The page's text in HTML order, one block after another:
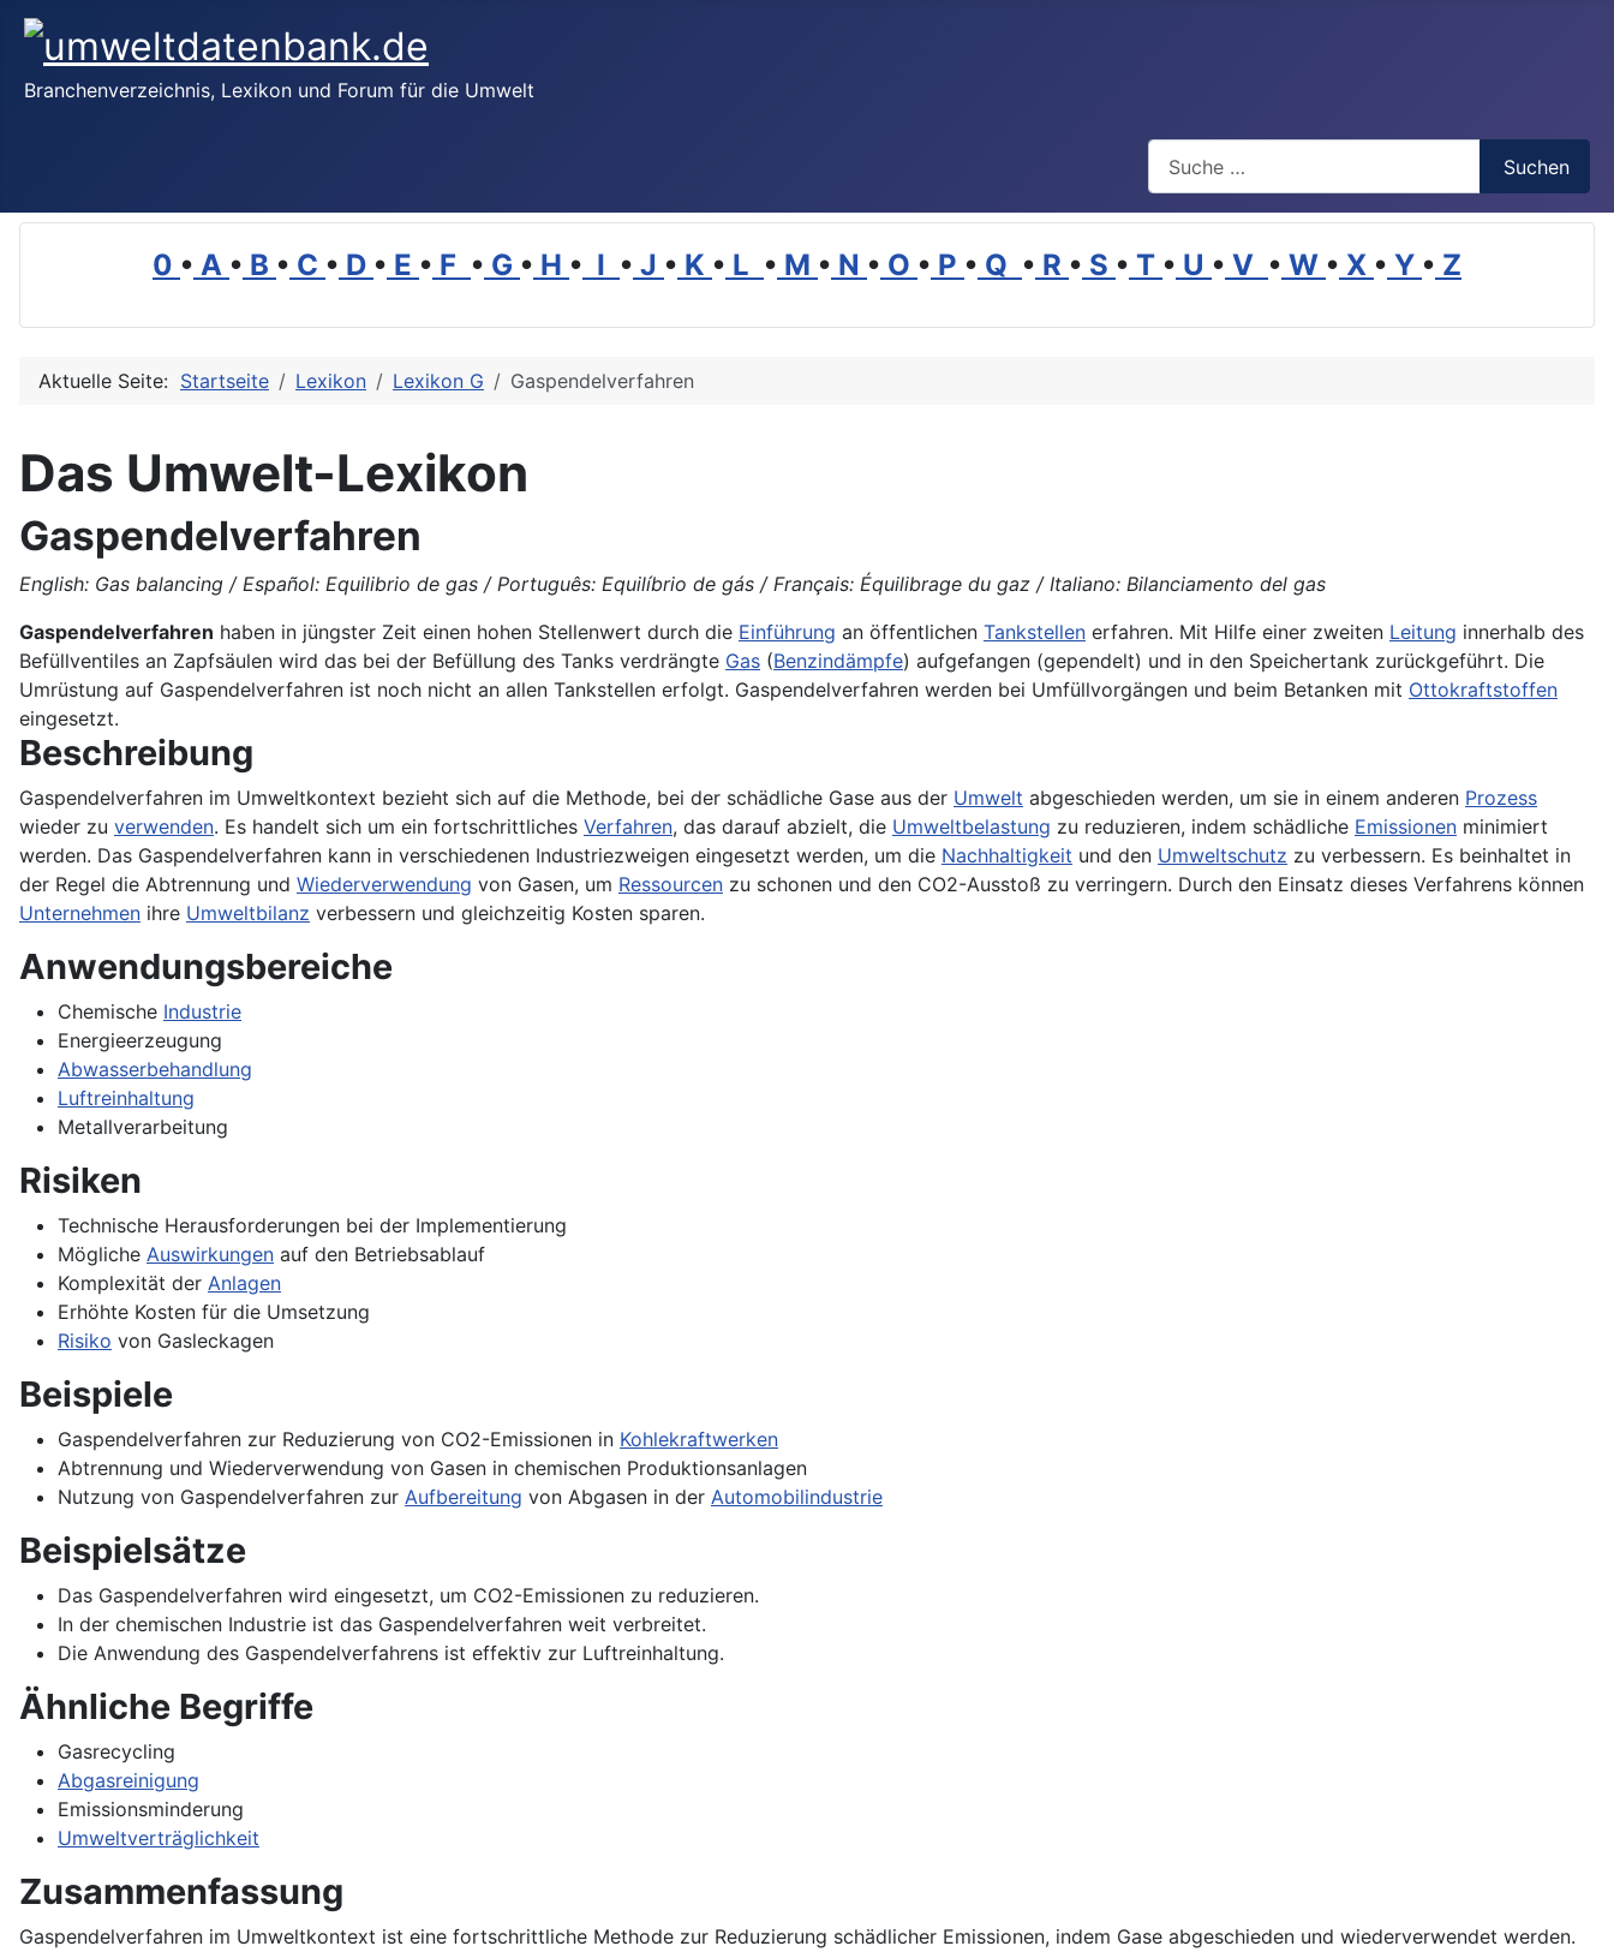
Branchenverzeichnis, Lexikon und Forum für die Umwelt
Suchen
0 • A • B • C • D • E • F • G • H • I • J • K • L • M • N • O • P • Q • R • S • T • U • V • W • X • Y • Z
Aktuelle Seite: Startseite Lexikon Lexikon G Gaspendelverfahren
Das Umwelt-Lexikon
Gaspendelverfahren
English: Gas balancing / Español: Equilibrio de gas / Português: Equilíbrio de gás / Français: Équilibrage du gaz / Italiano: Bilanciamento del gas
Gaspendelverfahren haben in jüngster Zeit einen hohen Stellenwert durch die Einführung an öffentlichen Tankstellen erfahren. Mit Hilfe einer zweiten Leitung innerhalb des
Befüllventiles an Zapfsäulen wird das bei der Befüllung des Tanks verdrängte Gas (Benzindämpfe) aufgefangen (gependelt) und in den Speichertank zurückgeführt. Die
Umrüstung auf Gaspendelverfahren ist noch nicht an allen Tankstellen erfolgt. Gaspendelverfahren werden bei Umfüllvorgängen und beim Betanken mit Ottokraftstoffen
eingesetzt.
Beschreibung
Gaspendelverfahren im Umweltkontext bezieht sich auf die Methode, bei der schädliche Gase aus der Umwelt abgeschieden werden, um sie in einem anderen Prozess
wieder zu verwenden. Es handelt sich um ein fortschrittliches Verfahren, das darauf abzielt, die Umweltbelastung zu reduzieren, indem schädliche Emissionen minimiert
werden. Das Gaspendelverfahren kann in verschiedenen Industriezweigen eingesetzt werden, um die Nachhaltigkeit und den Umweltschutz zu verbessern. Es beinhaltet in
der Regel die Abtrennung und Wiederverwendung von Gasen, um Ressourcen zu schonen und den CO2-Ausstoß zu verringern. Durch den Einsatz dieses Verfahrens können
Unternehmen ihre Umweltbilanz verbessern und gleichzeitig Kosten sparen.
Anwendungsbereiche
Chemische Industrie
Energieerzeugung
Abwasserbehandlung
Luftreinhaltung
Metallverarbeitung
Risiken
Technische Herausforderungen bei der Implementierung
Mögliche Auswirkungen auf den Betriebsablauf
Komplexität der Anlagen
Erhöhte Kosten für die Umsetzung
Risiko von Gasleckagen
Beispiele
Gaspendelverfahren zur Reduzierung von CO2-Emissionen in Kohlekraftwerken
Abtrennung und Wiederverwendung von Gasen in chemischen Produktionsanlagen
Nutzung von Gaspendelverfahren zur Aufbereitung von Abgasen in der Automobilindustrie
Beispielsätze
Das Gaspendelverfahren wird eingesetzt, um CO2-Emissionen zu reduzieren.
In der chemischen Industrie ist das Gaspendelverfahren weit verbreitet.
Die Anwendung des Gaspendelverfahrens ist effektiv zur Luftreinhaltung.
Ähnliche Begriffe
Gasrecycling
Abgasreinigung
Emissionsminderung
Umweltverträglichkeit
Zusammenfassung
Gaspendelverfahren im Umweltkontext ist eine fortschrittliche Methode zur Reduzierung schädlicher Emissionen, indem Gase abgeschieden und wiederverwendet werden.